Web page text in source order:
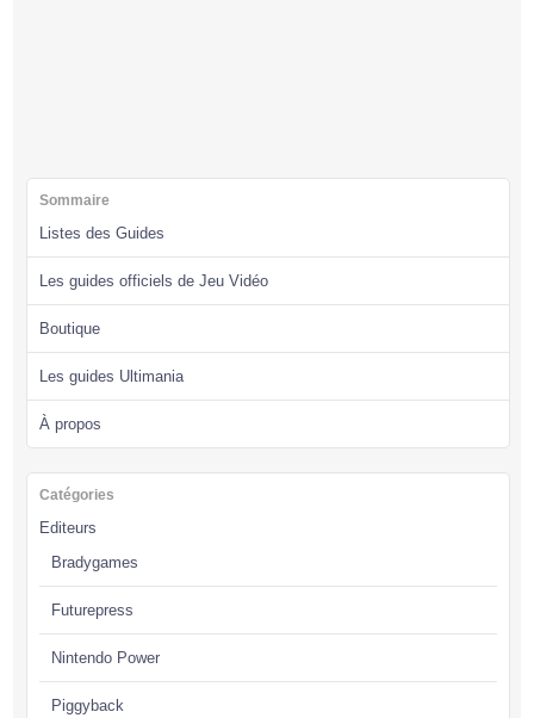
Sommaire
Listes des Guides
Les guides officiels de Jeu Vidéo
Boutique
Les guides Ultimania
À propos
Catégories
Editeurs
Bradygames
Futurepress
Nintendo Power
Piggyback